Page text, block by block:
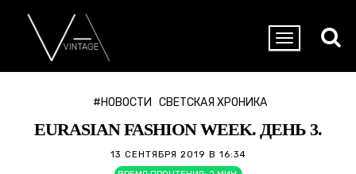
#НОВОСТИ СВЕТСКАЯ ХРОНИКА
EURASIAN FASHION WEEK. ДЕНЬ 3.
13 СЕНТЯБРЯ 2019 В 16:34